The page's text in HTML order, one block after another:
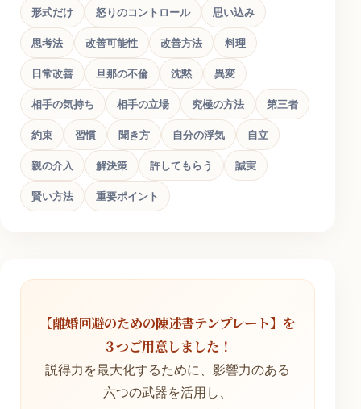
形式だけ 怒りのコントロール 思い込み
思考法 改善可能性 改善方法 料理
日常改善 旦那の不倫 沈黙 異変
相手の気持ち 相手の立場 究極の方法 第三者
約束 習慣 聞き方 自分の浮気 自立
親の介入 解決策 許してもらう 誠実
賢い方法 重要ポイント
【離婚回避のための陳述書テンプレート】を
３つご用意しました！
説得力を最大化するために、影響力のある
六つの武器を活用し、